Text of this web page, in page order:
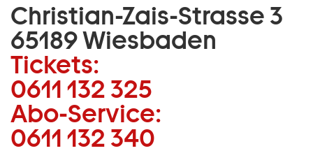
Christian-Zais-Strasse 3
65189 Wiesbaden
Tickets:
0611 132 325
Abo-Service:
0611 132 340